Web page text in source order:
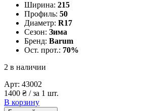
Ширина: 215
Профиль: 50
Диаметр: R17
Сезон: Зима
Бренд: Barum
Ост. прот.: 70%
2 в наличии
Арт: 43002
1400 ₴ / за 1 шт.
В корзину